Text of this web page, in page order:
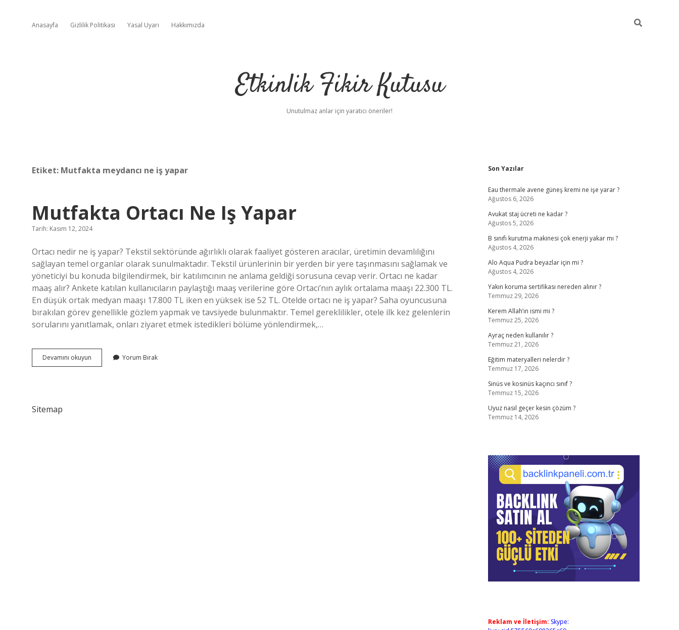
Anasayfa Gizlilik Politikası Yasal Uyarı Hakkımızda
Etkinlik Fikir Kutusu
Unutulmaz anlar için yaratıcı öneriler!
Etiket: Mutfakta meydancı ne iş yapar
Mutfakta Ortacı Ne Iş Yapar
Tarih: Kasım 12, 2024
Ortacı nedir ne iş yapar? Tekstil sektöründe ağırlıklı olarak faaliyet gösteren aracılar, üretimin devamlılığını
sağlayan temel organlar olarak sunulmaktadır. Tekstil ürünlerinin bir yerden bir yere taşınmasını sağlamak ve
yöneticiyi bu konuda bilgilendirmek, bir katılımcının ne anlama geldiği sorusuna cevap verir. Ortacı ne kadar
maaş alır? Ankete katılan kullanıcıların paylaştığı maaş verilerine göre Ortacı’nın aylık ortalama maaşı 22.300 TL.
En düşük ortak medyan maaşı 17.800 TL iken en yüksek ise 52 TL. Otelde ortacı ne iş yapar? Saha oyuncusuna
bırakılan görev genellikle gözlem yapmak ve tavsiyede bulunmaktır. Temel gereklilikler, otele ilk kez gelenlerin
sorularını yanıtlamak, onları ziyaret etmek istedikleri bölüme yönlendirmek,…
Devamını okuyun Mutfakta
Ortacı
Yorum Bırak
Sitemap
Sidebar
Son Yazılar
Eau thermale avene güneş kremi ne işe yarar ?
Ağustos 6, 2026
Avukat staj ücreti ne kadar ?
Ağustos 5, 2026
B sınıfı kurutma makinesi çok enerji yakar mı ?
Ağustos 4, 2026
Alo Aqua Pudra beyazlar için mi ?
Ağustos 4, 2026
Yakın koruma sertifikası nereden alınır ?
Temmuz 29, 2026
Kerem Allah’ın ismi mi ?
Temmuz 25, 2026
Ayraç neden kullanılır ?
Temmuz 21, 2026
Eğitim materyalleri nelerdir ?
Temmuz 17, 2026
Sinüs ve kosinüs kaçıncı sınıf ?
Temmuz 15, 2026
Uyuz nasıl geçer kesin çözüm ?
Temmuz 14, 2026
Reklam ve İletişim: Skype: